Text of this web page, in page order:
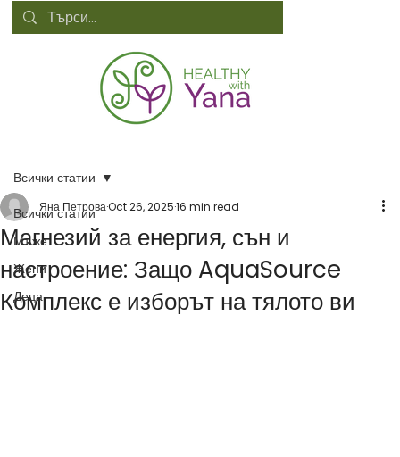
Всички статии
Мъже
Жени
Деца
Всички статии
Магнезий за енергия, сън и
настроение: Защо AquaSource
Комплекс е изборът на тялото ви
Яна ПетроваOct 26, 202516 min read